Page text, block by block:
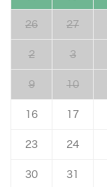
26 27
2 3
9 10
16 17
23 24
30 31